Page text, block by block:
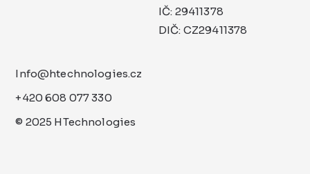
IČ: 29411378
DIČ: CZ29411378
Info@htechnologies.cz
+420 608 077 330
© 2025 HTechnologies